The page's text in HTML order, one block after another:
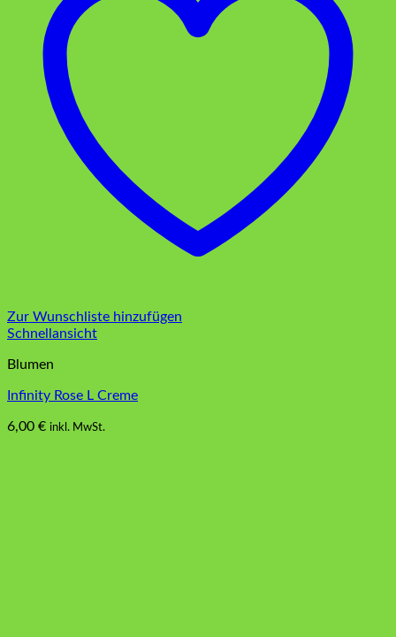
Zur Wunschliste hinzufügen
Schnellansicht
Blumen
Infinity Rose L Creme
6,00 € inkl. MwSt.